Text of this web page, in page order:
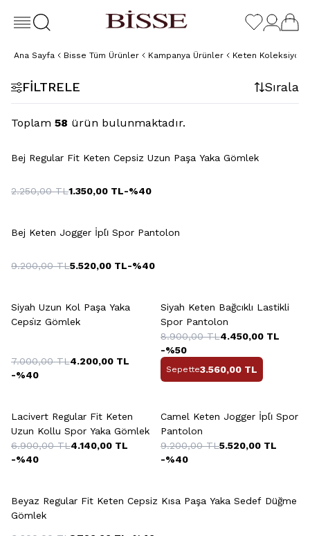
Ana Sayfa Bisse Tüm Ürünler Kampanya Ürünler Keten Koleksiyonu
FILTRELE Sırala
Toplam 58 ürün bulunmaktadır.
Bej Regular Fit Keten Cepsiz Uzun Paşa Yaka Gömlek
2.250,00TL1.350,00 TL-%40
Bej Keten Jogger İpli̇ Spor Pantolon
9.200,00TL5.520,00 TL-%40
Siyah Uzun Kol Paşa Yaka
Cepsi̇z Gömlek
7.000,00TL4.200,00 TL
-%40
Siyah Keten Bağcıklı Lastikli
Spor Pantolon
8.900,00TL4.450,00 TL
-%50
Sepette3.560,00 TL
Lacivert Regular Fit Keten
Uzun Kollu Spor Yaka Gömlek
6.900,00TL4.140,00 TL
-%40
Camel Keten Jogger İpli̇ Spor
Pantolon
9.200,00TL5.520,00 TL
-%40
Beyaz Regular Fit Keten Cepsiz Kısa Paşa Yaka Sedef Düğme
Gömlek